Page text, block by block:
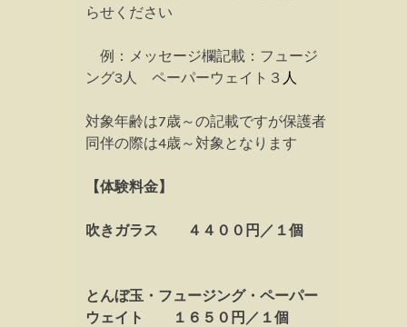
らせください
例：メッセージ欄記載：フュージ
ング3人 ペーパーウェイト３ 人
対象年齢は7歳～の記載ですが保護者
同伴の際は4歳～対象となります
【体験料金】
吹きガラス ４４００円／１個
とんぼ玉・フュージング・ペーパー
ウェイト １６５０円／１個